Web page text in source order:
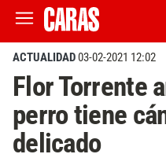
ACTUALIDAD03-02-2021 12:02
Flor Torrente
perro tiene
delicado